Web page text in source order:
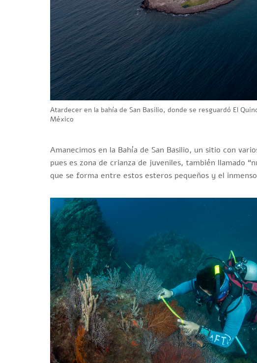
Atardecer en la bahía de San Basilio, donde se resguardó El
México
Amanecimos en la Bahía de San Basilio, un sitio con
pues es zona de crianza de juveniles, también llamado
que se forma entre estos esteros pequeños y el